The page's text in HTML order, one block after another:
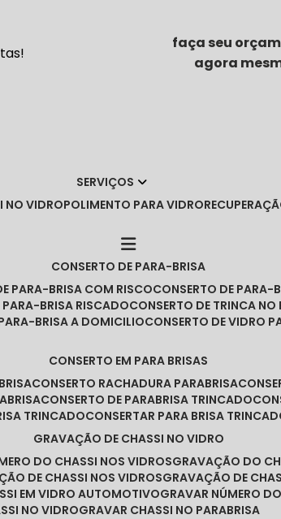
faça seu
agora
SERVIÇOS
NO VIDRO POLIMENTO PARA VIDRO
CONSERTO DE PARA-BRISA
PARA-BRISA COM RISCO
CONSERTO DE
PARA-BRISA RISCADO CONSERTO DE TRINCA
PARA-BRISA A DOMICILIO CONSERTO DE VIDRO
CONSERTO EM PARA BRISAS
CONSERTO RACHADURA PARABRISA
CONSERTO DE PARABRISA TRINCADO
TRINCADO
CONSERTAR PARA BRISA
GRAVAÇÃO DE CHASSI NO VIDRO
DO CHASSI NOS VIDROS
GRAVAÇÃO DO
DE CHASSI NOS VIDROS
GRAVAÇÃO DE
EM VIDRO AUTOMOTIVO
GRAVAR NÚMERO
NO VIDRO
GRAVAR CHASSI NO PARABRISA